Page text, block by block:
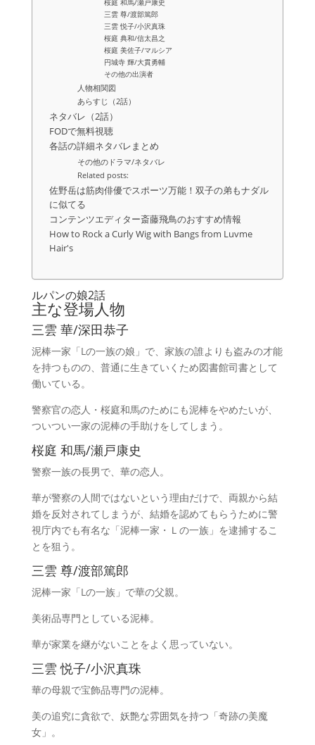
三雲 尊/渡部篤郎
三雲 悦子/小沢真珠
桜庭 典和/信太昌之
桜庭 美佐子/マルシア
円城寺 輝/大貫勇輔
その他の出演者
人物相関図
あらすじ（2話）
ネタバレ（2話）
FODで無料視聴
各話の詳細ネタバレまとめ
その他のドラマ/ネタバレ
Related posts:
佐野岳は筋肉俳優でスポーツ万能！双子の弟もナダル
に似てる
コンテンツエディター斎藤飛鳥のおすすめ情報
How to Rock a Curly Wig with Bangs from Luvme
Hair's
ルパンの娘2話
主な登場人物
三雲 華/深田恭子
泥棒一家「Lの一族の娘」で、家族の誰よりも盗みの才能
を持つものの、普通に生きていくため図書館司書として
働いている。
警察官の恋人・桜庭和馬のためにも泥棒をやめたいが、
ついつい一家の泥棒の手助けをしてしまう。
桜庭 和馬/瀬戸康史
警察一族の長男で、華の恋人。
華が警察の人間ではないという理由だけで、両親から結
婚を反対されてしまうが、結婚を認めてもらうために警
視庁内でも有名な「泥棒一家・Ｌの一族」を逮捕するこ
とを狙う。
三雲 尊/渡部篤郎
泥棒一家「Lの一族」で華の父親。
美術品専門としている泥棒。
華が家業を継がないことをよく思っていない。
三雲 悦子/小沢真珠
華の母親で宝飾品専門の泥棒。
美の追究に貪欲で、妖艶な雰囲気を持つ「奇跡の美魔
女」。